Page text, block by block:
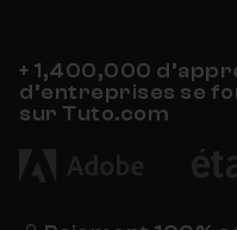
+ 1,400,000
d’entreprises se
sur Tuto.com